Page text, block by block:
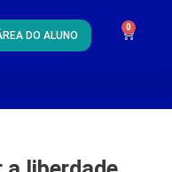
DO ALUNO
0